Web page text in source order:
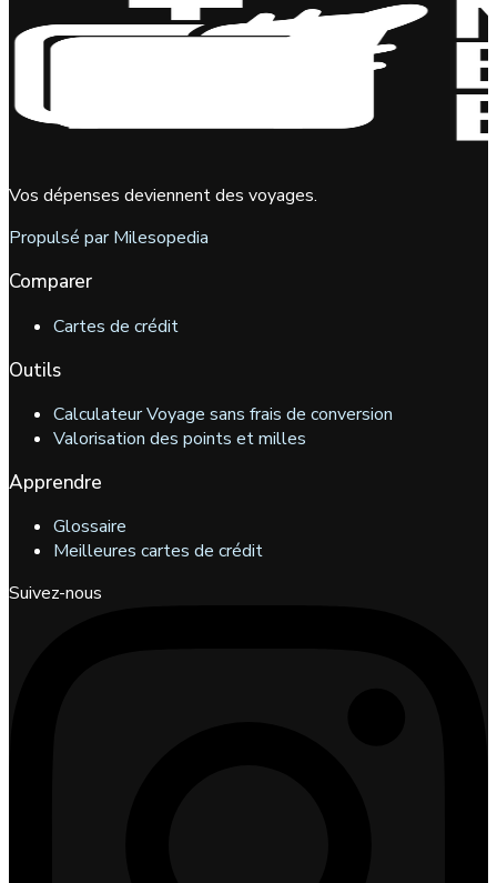
Vos dépenses deviennent des voyages.
Propulsé par Milesopedia
Comparer
Cartes de crédit
Outils
Calculateur Voyage sans frais de conversion
Valorisation des points et milles
Apprendre
Glossaire
Meilleures cartes de crédit
Suivez-nous